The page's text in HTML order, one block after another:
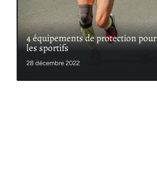
4 équipements de protection pour
les sportifs
28 décembre 2022